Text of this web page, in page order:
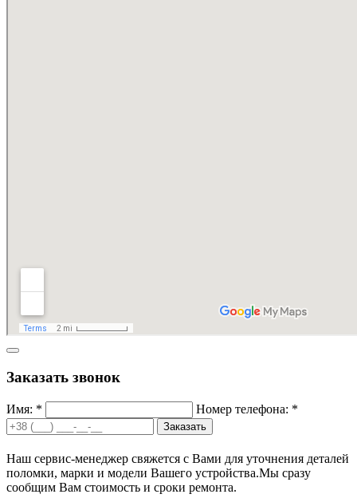
Заказать звонок
Имя: * Номер телефона: *
Заказать
Наш сервис-менеджер свяжется с Вами для уточнения деталей
поломки, марки и модели Вашего устройства.Мы сразу
сообщим Вам стоимость и сроки ремонта.